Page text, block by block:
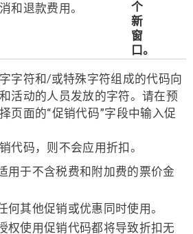
和退款费用。
字符和/或特殊字符组成的代码向
活动的人员发放的字符。请在预
页面的“促销代码”字段中输入促
代码，则不会应用折扣。
用于不含税费和附加费的票价金
何其他促销或优惠同时使用。
权使用促销代码都将导致折扣无